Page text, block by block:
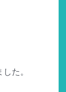
た。